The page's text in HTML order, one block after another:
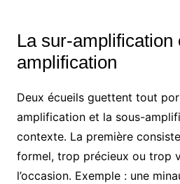
La sur-amplification
amplification
Deux écueils guettent tout
amplification et la sous-
contexte. La première
formel, trop précieux ou trop
l’occasion. Exemple : une